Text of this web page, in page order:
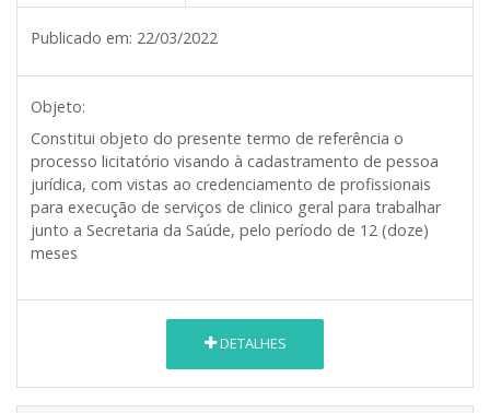
Publicado em: 22/03/2022
Objeto:
Constitui objeto do presente termo de referência o
processo licitatório visando à cadastramento de pessoa
jurídica, com vistas ao credenciamento de profissionais
para execução de serviços de clinico geral para trabalhar
junto a Secretaria da Saúde, pelo período de 12 (doze)
meses
DETALHES